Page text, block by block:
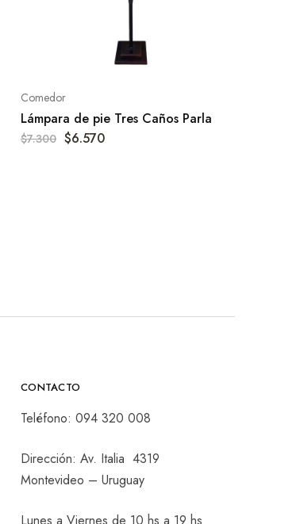
Comedor
Lámpara de pie Tres Caños Parla
$7.300 $6.570
CONTACTO
Teléfono: 094 320 008
Dirección: Av. Italia 4319
Montevideo – Uruguay
Lunes a Viernes de 10 hs a 19 hs